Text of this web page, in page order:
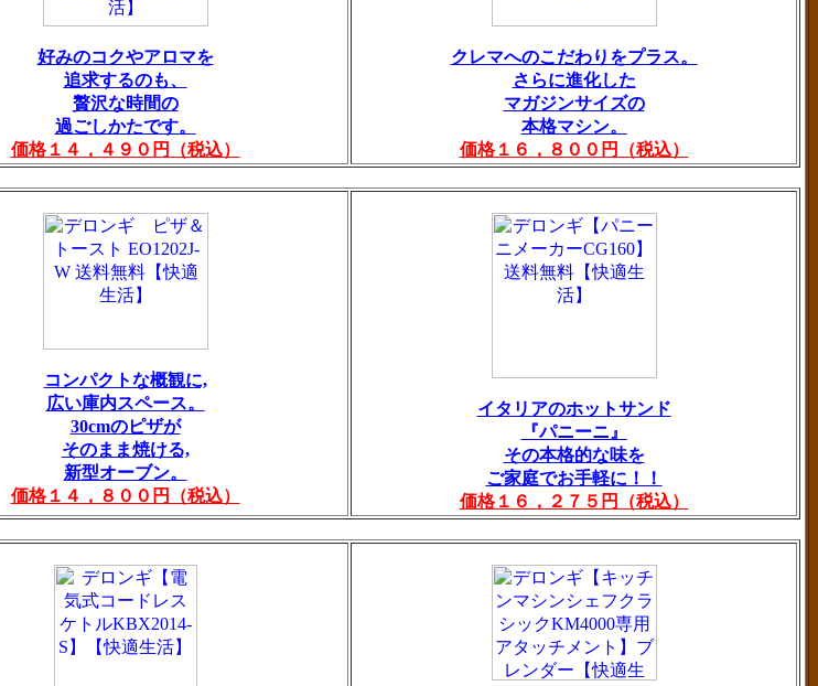
好みのコクやアロマを
追求するのも、
贅沢な時間の
過ごしかたです。
価格１４，４９０円（税込）
クレマへのこだわりをプラス。
さらに進化した
マガジンサイズの
本格マシン。
価格１６，８００円（税込）
コンパクトな概観に,
広い庫内スペース。
30cmのピザが
そのまま焼ける,
新型オーブン。
価格１４，８００円（税込）
イタリアのホットサンド
『パニーニ』
その本格的な味を
ご家庭でお手軽に！！
価格１６，２７５円（税込）